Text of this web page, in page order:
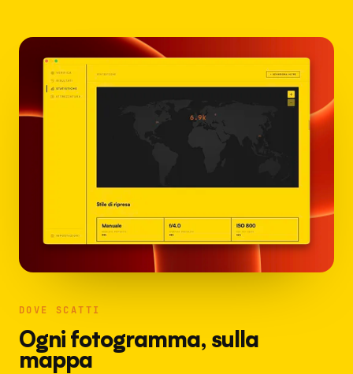
DOVE SCATTI
Ogni fotogramma, sulla
mappa